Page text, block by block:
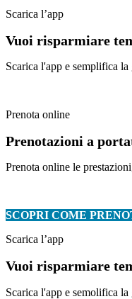
Scarica l’app
Vuoi risparmiare
Scarica l'app e semplifica
Prenota online
Prenotazioni a
Prenota online le
SCOPRI COME
Scarica l’app
Vuoi risparmiare
Scarica l'app e semolifica